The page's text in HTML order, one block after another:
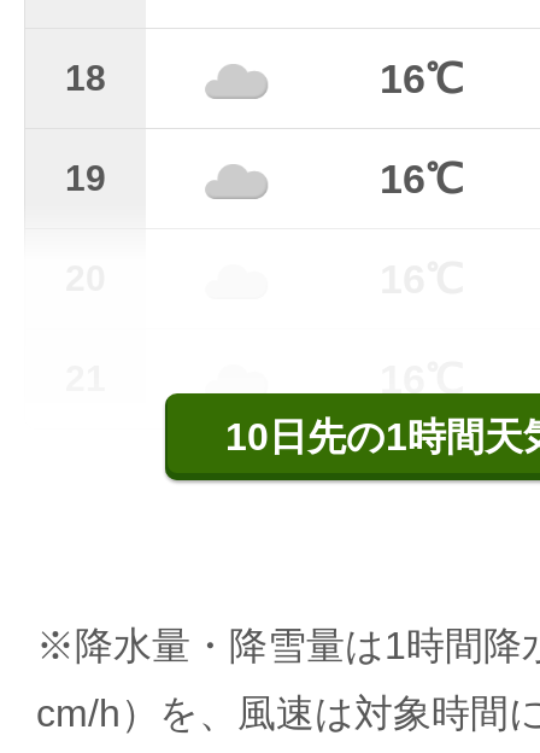
18 16℃
19 16℃
10日先の1時間天
※降水量・降雪量は1時間降
cm/h）を、風速は対象時間